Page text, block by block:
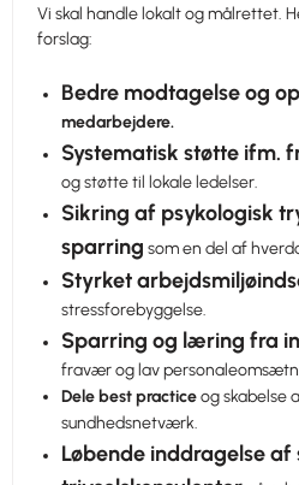
Vi skal handle lokalt og målrettet.
forslag:
Bedre modtagelse og
medarbejdere.
Systematisk støtte ifm.
og støtte til lokale ledelser.
Sikring af psykologisk
sparring som en del af
Styrket
stressforebyggelse.
Sparring og læring fra
fravær og lav
Dele best practiceog skabelse
sundhedsnetværk.
Løbende inddragelse af